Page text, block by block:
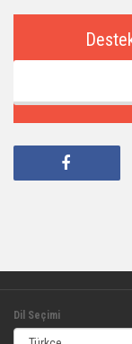
Dil Seçimi